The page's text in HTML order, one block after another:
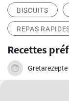
BISCUITS
REPAS
Recettes
Gretarezepte